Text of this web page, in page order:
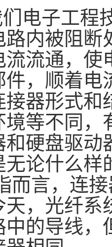
电子工程
路内被阻
流流通，
件，顺着
接器形式和
境等不同，
和硬盘驱
无论什么样
而言，连
天，光纤系
中的导线